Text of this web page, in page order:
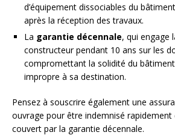
d’équipement dissociables du
après la réception des travaux.
La garantie décennale, qui engage
constructeur pendant 10 ans sur les
compromettant la solidité du
impropre à sa destination.
Pensez à souscrire également une
ouvrage pour être indemnisé rapidement
couvert par la garantie décennale.